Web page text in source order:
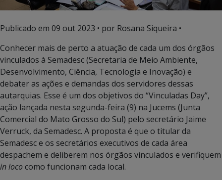
Publicado em 09 out 2023 • por Rosana Siqueira •
Conhecer mais de perto a atuação de cada um dos órgãos
vinculados à Semadesc (Secretaria de Meio Ambiente,
Desenvolvimento, Ciência, Tecnologia e Inovação) e
debater as ações e demandas dos servidores dessas
autarquias. Esse é um dos objetivos do “Vinculadas Day”,
ação lançada nesta segunda-feira (9) na Jucems (Junta
Comercial do Mato Grosso do Sul) pelo secretário Jaime
Verruck, da Semadesc. A proposta é que o titular da
Semadesc e os secretários executivos de cada área
despachem e deliberem nos órgãos vinculados e verifiquem
in lococomo funcionam cada local.